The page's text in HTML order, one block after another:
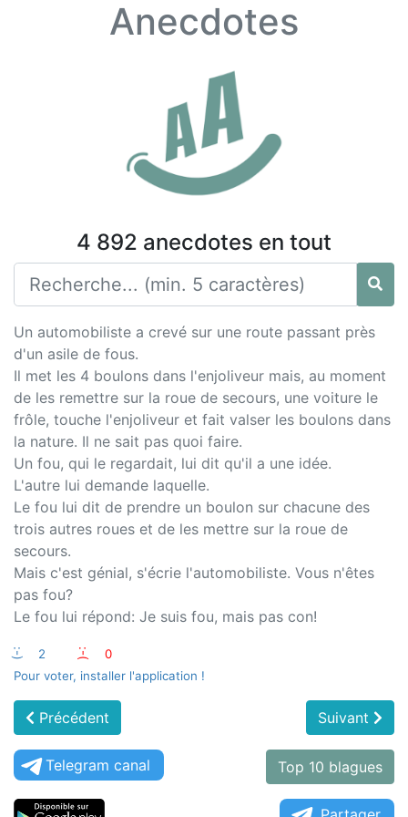
Anecdotes
4 892 anecdotes en tout
Un automobiliste a crevé sur une route passant près
d'un asile de fous.
Il met les 4 boulons dans l'enjoliveur mais, au moment
de les remettre sur la roue de secours, une voiture le
frôle, touche l'enjoliveur et fait valser les boulons dans
la nature. Il ne sait pas quoi faire.
Un fou, qui le regardait, lui dit qu'il a une idée.
L'autre lui demande laquelle.
Le fou lui dit de prendre un boulon sur chacune des
trois autres roues et de les mettre sur la roue de
secours.
Mais c'est génial, s'écrie l'automobiliste. Vous n'êtes
pas fou?
Le fou lui répond: Je suis fou, mais pas con!
:-) 2 :-(
0
Pour voter, installer l'application !
Précédent Suivant
Telegram canal Top 10 blagues